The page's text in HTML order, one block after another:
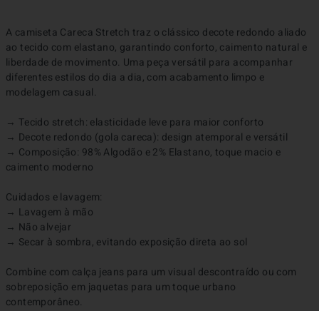
A camiseta Careca Stretch traz o clássico decote redondo aliado
ao tecido com elastano, garantindo conforto, caimento natural e
liberdade de movimento. Uma peça versátil para acompanhar
diferentes estilos do dia a dia, com acabamento limpo e
modelagem casual.
→ Tecido stretch: elasticidade leve para maior conforto
→ Decote redondo (gola careca): design atemporal e versátil
→ Composição: 98% Algodão e 2% Elastano, toque macio e
caimento moderno
Cuidados e lavagem:
→ Lavagem à mão
→ Não alvejar
→ Secar à sombra, evitando exposição direta ao sol
Combine com calça jeans para um visual descontraído ou com
sobreposição em jaquetas para um toque urbano
contemporâneo.